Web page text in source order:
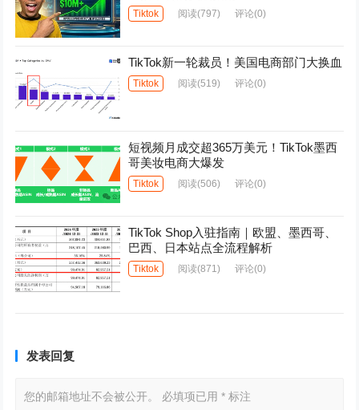
Tiktok 阅读(797) 评论(0)
TikTok新一轮裁员！美国电商部门大换血
Tiktok 阅读(519) 评论(0)
短视频月成交超365万美元！TikTok墨西
哥美妆电商大爆发
Tiktok 阅读(506) 评论(0)
TikTok Shop入驻指南｜欧盟、墨西哥、
巴西、日本站点全流程解析
Tiktok 阅读(871) 评论(0)
发表回复
您的邮箱地址不会被公开。 必填项已用* 标注